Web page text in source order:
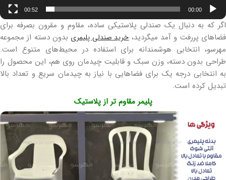
00:00
00:52
اگر که به دنبال یک صندلی پلاستیکی ساده، مقاوم و مقرون بصرفه برای
فضاهای پررفت و آمد میگردید،خرید صندلی پلیمری بدون دسته از مجموعه
مهرسو، انتخابی هوشمندانه برای استفاده در محیط‌های متنوع است.
طراحی بدون دسته، وزن سبک و قابلیت چیدمان روی هم، این محصول را
به انتخابی درجه یک برای فضاهایی با نیاز به چیدمان سریع و تعداد بالا
تبدیل کرده است.
پلیمر مقاوم تر از پلاستیک